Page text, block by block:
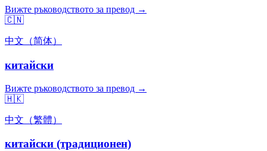
Вижте ръководството за превод →
🇨🇳
中文（简体）
китайски
Вижте ръководството за превод →
🇭🇰
中文（繁體）
китайски (традиционен)